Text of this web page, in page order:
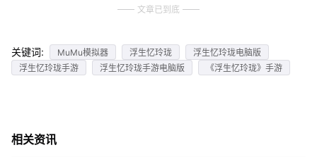
文章已到底
关键词: MuMu模拟器 浮生忆玲珑
浮生忆玲珑电脑版
浮生忆玲珑手游
浮生忆玲珑手游电脑版 《浮生忆玲珑》手游
相关资讯